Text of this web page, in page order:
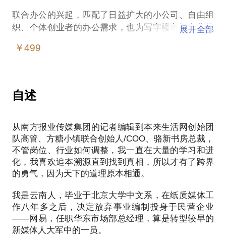
大，是我们错误地把一些个案想象成了普遍需求，第
二，春节期间，配送经常遇到客户不在家的情况。但
是，为了少数的用户，不仅全体流水线的员工都需要
加班，我们更是受到了客户的投诉和抱怨。
学习能力和接受新鲜事物的能力都比较强，而其获取
资源的能力和分析事物的能力也是出类拔萃，但个人
都需要大踏步提高。
如果你是媒体人，现在准备或已经从媒体行业转向实
业，我可以分享我的亲身经验和故事。
心态方面的调整，改变媒体人的思维模式；
技术方面的储备，实业领域你必须掌握的概念。
希望我讲的故事可以成就你的转型。
出来？如何选择线上渠道？如何给农产品定价？如何
讲故事？如何利用好包括众筹等日新月异的玩法？如
何组织一支能够打造品牌的团队？
联合办公的兴起，匹配了日益扩大的小公司、自由组
织、个体创业者的办公需求，也为写字楼市场去化提
积需要十平米，也就是说，照理联合办公只需要做到
50%的出租率，就可以获得传统租赁状态下满租的收
要回答这个问题，需要前置回答以下问题：
（1）联合办公的本质是什么？
（2）联合办公适合在哪些城市做？挑选标准是什么？
（3）联合办公多大运营面积最经济？
（4）一个空间里的功能配置怎样更合理？
（5）什么营销渠道找客户性价比更高？
（6）签约时候应该如何避免流失风险？
展开全部
￥499
自述
从南方报业传媒集团的记者编辑到本来生活网创始团
队高管、方糖小镇联合创始人/COO、骆新书房总裁，
不管岗位、行业如何调整，我一直在大量的学习和进
化，我喜欢追本溯源直到找到真相，所以才有了跨界
的勇气，因为天下的道理原本相通。
我是云南人，毕业于北京大学中文系，在纸质媒体工
作八年多之后，决定放弃事业编制投身于民营企业
——网易，任职华东市场部总经理，算是转型较早的
新媒体人大军中的一员。